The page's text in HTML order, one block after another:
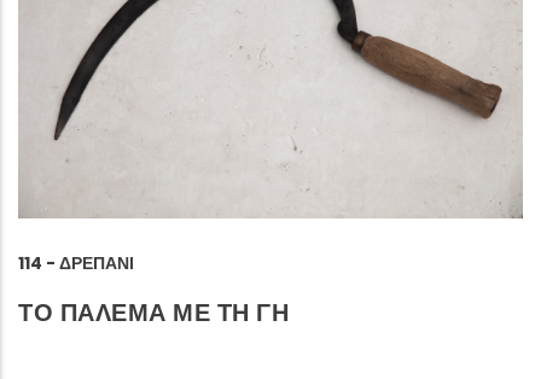
114 - ΔΡΕΠΆΝΙ
ΤΟ ΠΑΛΕΜΑ ΜΕ ΤΗ ΓΗ